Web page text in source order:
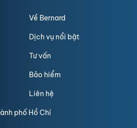
Về Bernard
Dịch vụ nổi bật
Tư vấn
Bảo hiểm
Liên hệ
phố Hồ Chí